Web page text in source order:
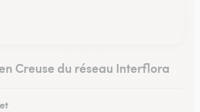
Creuse du réseau Interflora